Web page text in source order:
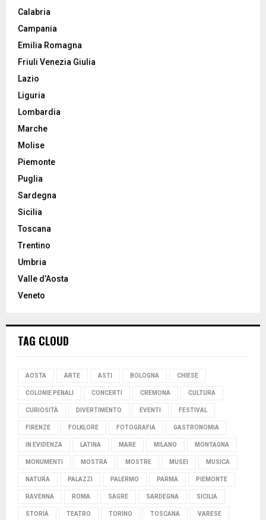
Calabria
Campania
Emilia Romagna
Friuli Venezia Giulia
Lazio
Liguria
Lombardia
Marche
Molise
Piemonte
Puglia
Sardegna
Sicilia
Toscana
Trentino
Umbria
Valle d’Aosta
Veneto
TAG CLOUD
AOSTA ARTE ASTI BOLOGNA CHIESE
COLONIE PENALI CONCERTI CREMONA CULTURA
CURIOSITÀ DIVERTIMENTO EVENTI FESTIVAL
FIRENZE FOLKLORE FOTOGRAFIA GASTRONOMIA
IN EVIDENZA LATINA MARE MILANO MONTAGNA
MONUMENTI MOSTRA MOSTRE MUSEI MUSICA
NATURA PALAZZI PALERMO PARMA PIEMONTE
RAVENNA ROMA SAGRE SARDEGNA SICILIA
STORIA TEATRO TORINO TOSCANA VARESE